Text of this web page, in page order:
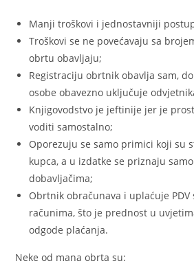
Manji troškovi i jednostavniji
Troškovi se ne povećavaju sa
obrtu obavljaju;
Registraciju obrtnik obavlja sam,
osobe obavezno uključuje
Knjigovodstvo je jeftinije jer je
voditi samostalno;
Oporezuju se samo primici koji su
kupca, a u izdatke se priznaju
dobavljačima;
Obrtnik obračunava i uplaćuje
računima, što je prednost u
odgode plaćanja.
Neke od mana obrta su: